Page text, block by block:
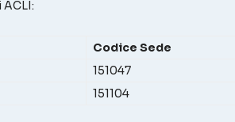
Codice Sede
151047
151104